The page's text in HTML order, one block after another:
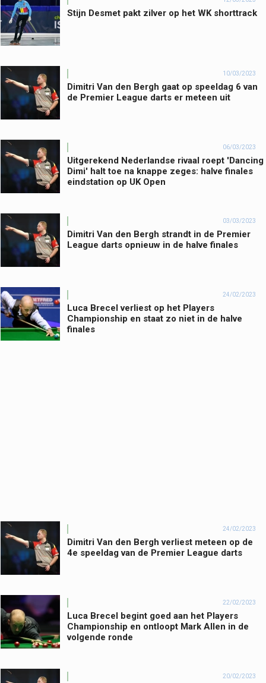
Stijn Desmet pakt zilver op het WK shorttrack
10/03/2023
Dimitri Van den Bergh gaat op speeldag 6 van
de Premier League darts er meteen uit
06/03/2023
Uitgerekend Nederlandse rivaal roept 'Dancing
Dimi' halt toe na knappe zeges: halve finales
eindstation op UK Open
03/03/2023
Dimitri Van den Bergh strandt in de Premier
League darts opnieuw in de halve finales
24/02/2023
Luca Brecel verliest op het Players
Championship en staat zo niet in de halve
finales
24/02/2023
Dimitri Van den Bergh verliest meteen op de
4e speeldag van de Premier League darts
22/02/2023
Luca Brecel begint goed aan het Players
Championship en ontloopt Mark Allen in de
volgende ronde
20/02/2023